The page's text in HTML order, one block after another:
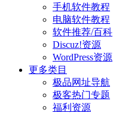
手机软件教程
电脑软件教程
软件推荐/百科
Discuz!资源
WordPress资源
更多类目
极品网址导航
极客热门专题
福利资源